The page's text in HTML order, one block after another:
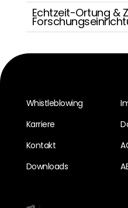
Echtzeit-Ortung &
Whistleblowing
Karriere
Kontakt
Downloads